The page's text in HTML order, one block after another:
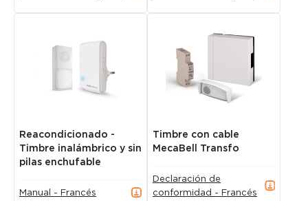
Reacondicionado -
Timbre inalámbrico y sin
pilas enchufable
Manual - Francés
Timbre con cable
MecaBell Transfo
Declaración de
conformidad - Francés